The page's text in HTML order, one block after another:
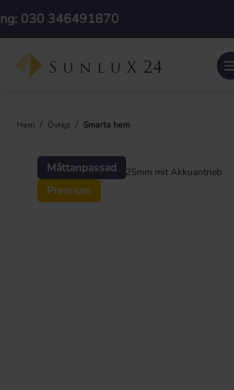
Hoppa till huvudinnehåll
Hem / Övrigt / Smarta hem
Måttanpassad
Premium
Hoppa över bildgalleri